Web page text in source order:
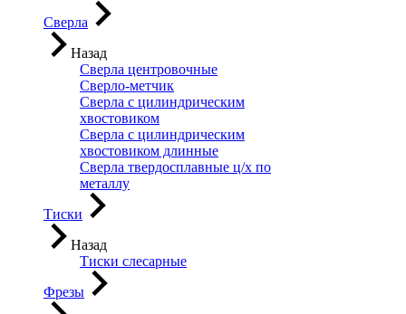
Сверла
Назад
Сверла центровочные
Сверло-метчик
Сверла с цилиндрическим
хвостовиком
Сверла с цилиндрическим
хвостовиком длинные
Сверла твердосплавные ц/х по
металлу
Тиски
Назад
Тиски слесарные
Фрезы